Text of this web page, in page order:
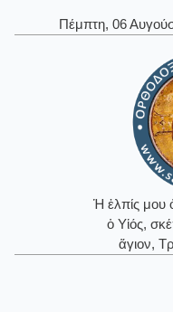
Πέμπτη, 06
Ἡ ἐλπίς μου
ὁ Υἱός,
ἅγιον,